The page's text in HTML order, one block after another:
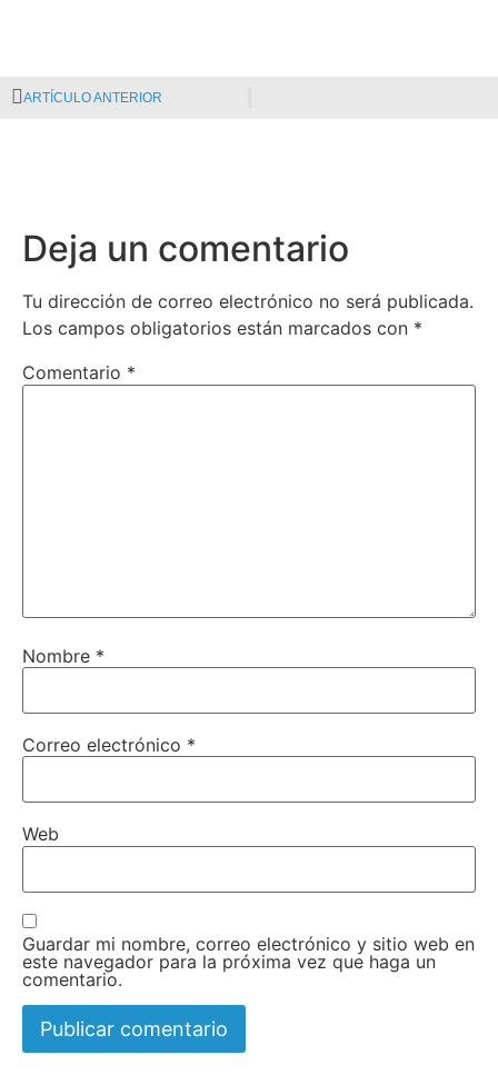
ARTÍCULO ANTERIOR
Deja un comentario
Tu dirección de correo electrónico no será publicada.
Los campos obligatorios están marcados con *
Comentario *
Nombre *
Correo electrónico *
Web
Guardar mi nombre, correo electrónico y sitio web en
este navegador para la próxima vez que haga un
comentario.